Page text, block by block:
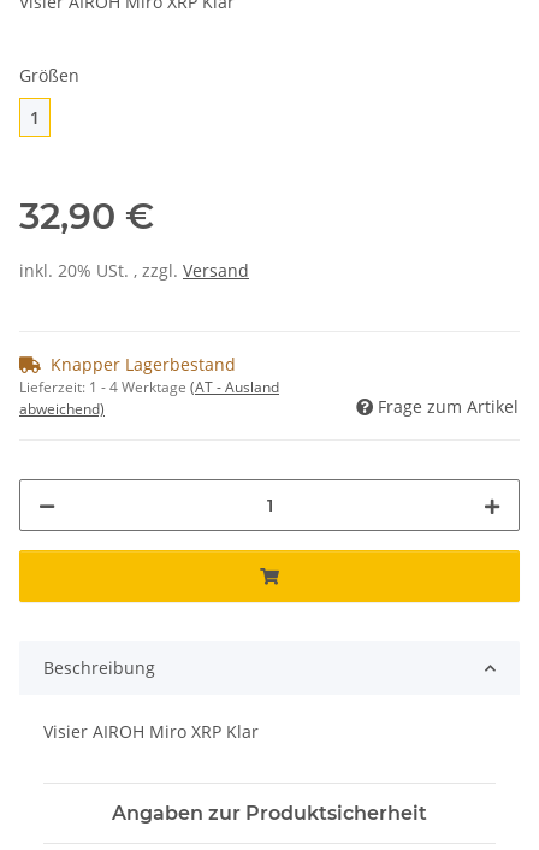
Größen
1
32,90 €
inkl. 20% USt. , zzgl. Versand
Knapper Lagerbestand
Lieferzeit: 1 - 4 Werktage (AT - Ausland
abweichend)
Frage zum Artikel
Beschreibung
Visier AIROH Miro XRP Klar
Angaben zur Produktsicherheit